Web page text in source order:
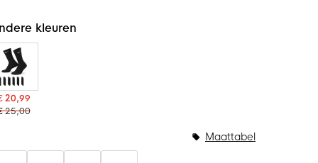
kleuren
20,99
25,00
Maattabel